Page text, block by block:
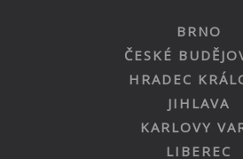
BRNO
ČESKÉ
HRADEC
JIHLAVA
KARLOVY
LIBEREC